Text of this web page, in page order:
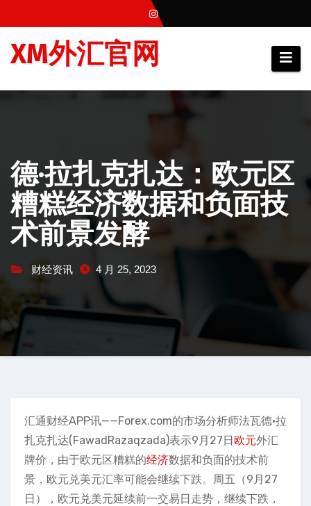
至
XM外汇官网
德·拉扎克扎达：欧元区
糟糕经济数据和负面技
术前景发酵
财经资讯 4 月 25, 2023
汇通财经APP讯——Forex.com的市场分析师法瓦德·拉
扎克扎达(FawadRazaqzada)表示9月27日 欧元外汇
牌价，由于欧元区糟糕的经济数据和负面的技术前
景，欧元兑美元汇率可能会继续下跌。周五（9月27
日），欧元兑美元延续前一交易日走势，继续下跌，